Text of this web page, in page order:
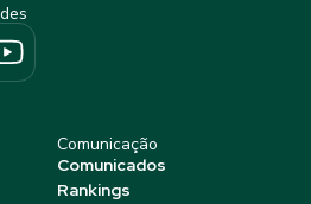
Comunicação
Comunicados
Rankings